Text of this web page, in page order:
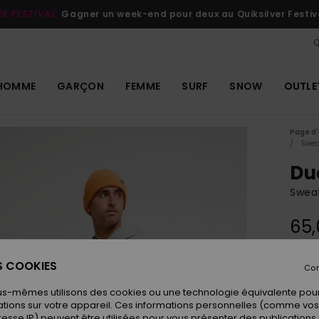
FESTIVAL Gagner un week-end pour deux au Quiksilver
GARÇON FEMME SURF SNOW
Page
COOKIES
mêmes utilisons des cookies ou une technologie équivalente
sur votre appareil. Ces informations personnelles (comme